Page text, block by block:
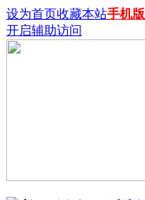
设为首页收藏本站手机版
开启辅助访问